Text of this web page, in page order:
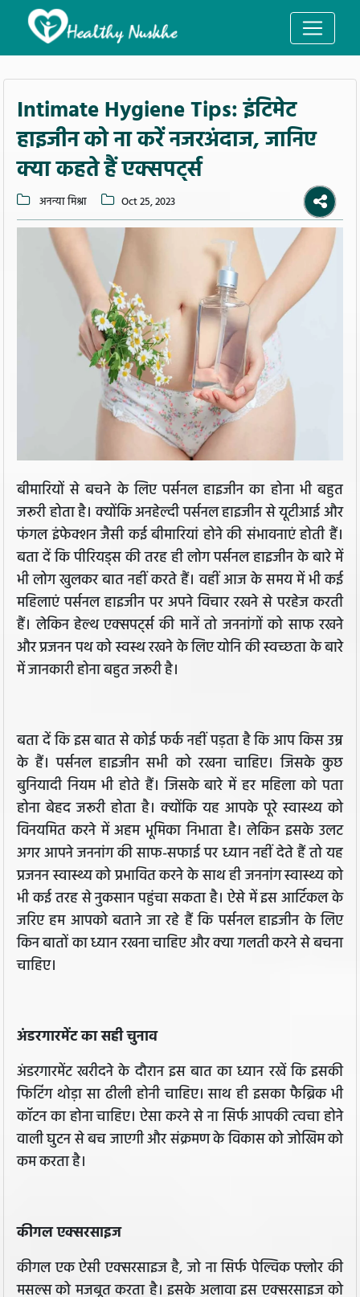
Intimate Hygiene Tips: इंटिमेट
हाइजीन को ना करें नजरअंदाज, जानिए
क्या कहते हैं एक्सपर्ट्स
अनन्या मिश्रा Oct 25, 2023
बीमारियों से बचने के लिए पर्सनल हाइजीन का होना भी बहुत
जरूरी होता है। क्योंकि अनहेल्दी पर्सनल हाइजीन से यूटीआई और
फंगल इंफेक्शन जैसी कई बीमारियां होने की संभावनाएं होती हैं।
बता दें कि पीरियड्स की तरह ही लोग पर्सनल हाइजीन के बारे में
भी लोग खुलकर बात नहीं करते हैं। वहीं आज के समय में भी कई
महिलाएं पर्सनल हाइजीन पर अपने विचार रखने से परहेज करती
हैं। लेकिन हेल्थ एक्सपर्ट्स की मानें तो जननांगों को साफ रखने
और प्रजनन पथ को स्वस्थ रखने के लिए योनि की स्वच्छता के बारे
में जानकारी होना बहुत जरूरी है।
बता दें कि इस बात से कोई फर्क नहीं पड़ता है कि आप किस उम्र
के हैं। पर्सनल हाइजीन सभी को रखना चाहिए। जिसके कुछ
बुनियादी नियम भी होते हैं। जिसके बारे में हर महिला को पता
होना बेहद जरूरी होता है। क्योंकि यह आपके पूरे स्वास्थ्य को
विनयमित करने में अहम भूमिका निभाता है। लेकिन इसके उलट
अगर आपने जननांग की साफ-सफाई पर ध्यान नहीं देते हैं तो यह
प्रजनन स्वास्थ्य को प्रभावित करने के साथ ही जननांग स्वास्थ्य को
भी कई तरह से नुकसान पहुंचा सकता है। ऐसे में इस आर्टिकल के
जरिए हम आपको बताने जा रहे हैं कि पर्सनल हाइजीन के लिए
किन बातों का ध्यान रखना चाहिए और क्या गलती करने से बचना
चाहिए।
अंडरगारमेंट का सही चुनाव
अंडरगारमेंट खरीदने के दौरान इस बात का ध्यान रखें कि इसकी
फिटिंग थोड़ा सा ढीली होनी चाहिए। साथ ही इसका फैब्रिक भी
कॉटन का होना चाहिए। ऐसा करने से ना सिर्फ आपकी त्वचा होने
वाली घुटन से बच जाएगी और संक्रमण के विकास को जोखिम को
कम करता है।
कीगल एक्सरसाइज
कीगल एक ऐसी एक्सरसाइज है, जो ना सिर्फ पेल्विक फ्लोर की
मसल्स को मजबूत करता है। इसके अलावा इस एक्सरसाइज को